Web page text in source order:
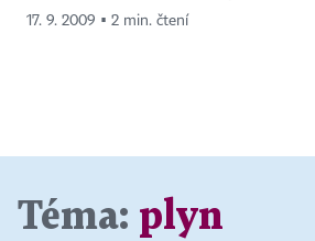
17. 9. 2009 ▪ 2 min. čtení
Téma: plyn